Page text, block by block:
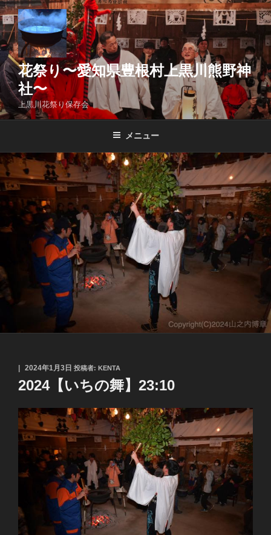
コ
ン
テ
ン
ツ
へ
キ
ッ
花祭り〜愛知県豊根村上黒川熊野神
社〜
上黒川花祭り保存会
メニュー
投
稿
日:
2024年1月3日 投稿者: KENTA
2024【いちの舞】23:10